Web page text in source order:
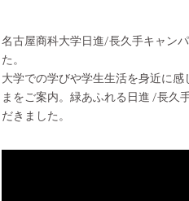
名古屋商科大学日進/長久手キャン
た。
大学での学びや学生生活を身近に
まをご案内。緑あふれる日進 /長久
だきました。